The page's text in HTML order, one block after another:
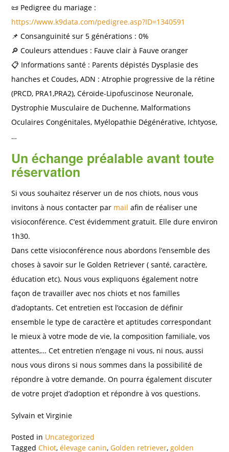
📜 Pedigree du mariage :
https://www.k9data.com/pedigree.asp?ID=1340591
📌 Consanguinité sur 5 générations : 0%
🔎 Couleurs attendues : Fauve clair à Fauve oranger
📋 Informations santé : Parents dépistés Dysplasie des
hanches et Coudes, ADN : Atrophie progressive de la rétine
(PRCD, PRA1,PRA2), Céroïde-Lipofuscinose Neuronale,
Dystrophie Musculaire de Duchenne, Malformations
Oculaires Congénitales, Myélopathie Dégénérative, Ichtyose,
…
Un échange préalable avant toute
réservation
Si vous souhaitez réserver un de nos chiots, nous vous
invitons à nous contacter par mail afin de réaliser une
visioconférence. C’est évidemment gratuit. Elle dure environ
1h30.
Dans cette visioconférence nous abordons l’ensemble des
choses à savoir sur le Golden Retriever ( santé, caractère,
éducation etc). Nous vous expliquons également notre
façon de travailler avec nos chiots et nos familles
d’adoptants. Cet entretien est l’occasion de définir
ensemble le type de caractère et aptitudes correspondant
le mieux à votre mode de vie, la composition familiale, vos
attentes,… Cet entretien n’engage ni vous, ni nous, aussi
nous vous dirons si nous sommes dans la possibilité de
répondre à votre demande. On pourra également discuter
de votre projet d’adoption et répondre à vos questions.
Sylvain et Virginie
Posted in Uncategorized
Tagged Chiot, élevage canin, Golden retriever, golden